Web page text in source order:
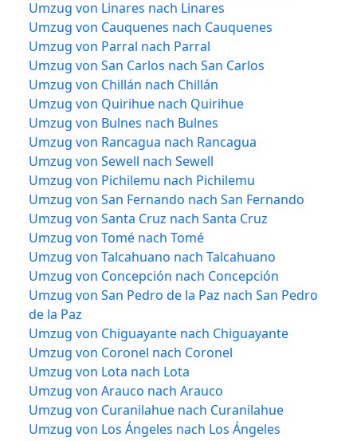
Umzug von Linares nach Linares
Umzug von Cauquenes nach Cauquenes
Umzug von Parral nach Parral
Umzug von San Carlos nach San Carlos
Umzug von Chillán nach Chillán
Umzug von Quirihue nach Quirihue
Umzug von Bulnes nach Bulnes
Umzug von Rancagua nach Rancagua
Umzug von Sewell nach Sewell
Umzug von Pichilemu nach Pichilemu
Umzug von San Fernando nach San Fernando
Umzug von Santa Cruz nach Santa Cruz
Umzug von Tomé nach Tomé
Umzug von Talcahuano nach Talcahuano
Umzug von Concepción nach Concepción
Umzug von San Pedro de la Paz nach San Pedro
de la Paz
Umzug von Chiguayante nach Chiguayante
Umzug von Coronel nach Coronel
Umzug von Lota nach Lota
Umzug von Arauco nach Arauco
Umzug von Curanilahue nach Curanilahue
Umzug von Los Ángeles nach Los Ángeles